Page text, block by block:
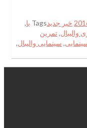
خبر جدیدTags با,
والیبال,تمرین
, سینمایی والیبال,